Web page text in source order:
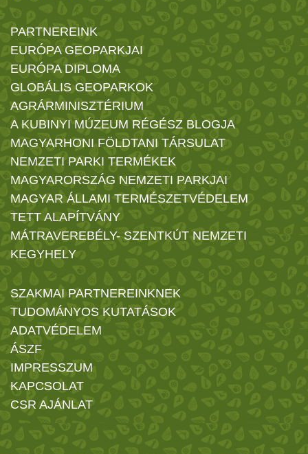
PARTNEREINK
EURÓPA GEOPARKJAI
EURÓPA DIPLOMA
GLOBÁLIS GEOPARKOK
AGRÁRMINISZTÉRIUM
A KUBINYI MÚZEUM RÉGÉSZ BLOGJA
MAGYARHONI FÖLDTANI TÁRSULAT
NEMZETI PARKI TERMÉKEK
MAGYARORSZÁG NEMZETI PARKJAI
MAGYAR ÁLLAMI TERMÉSZETVÉDELEM
TETT ALAPÍTVÁNY
MÁTRAVEREBÉLY- SZENTKÚT NEMZETI
KEGYHELY
SZAKMAI PARTNEREINKNEK
TUDOMÁNYOS KUTATÁSOK
ADATVÉDELEM
ÁSZF
IMPRESSZUM
KAPCSOLAT
CSR AJÁNLAT